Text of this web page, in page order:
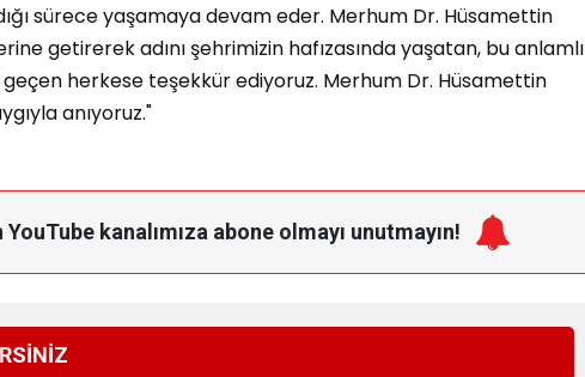
sürece yaşamaya devam eder. Merhum Dr. Hüsamettin
getirerek adını şehrimizin hafızasında yaşatan, bu anlamlı
herkese teşekkür ediyoruz. Merhum Dr. Hüsamettin
anıyoruz."
kanalımıza abone olmayı unutmayın!